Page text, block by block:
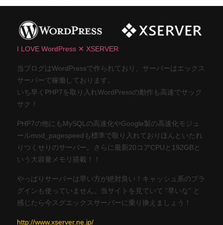
I LOVE WordPress ✕ XSERVER
当ブログはWordPressで作られており、サーバーはエックス
サーバーで稼働しております。
いち早くPHP7を取り入れWordPressの動作も高速でサック
サク！
PHP7の他にもMySQLの高速化やGoogle製の高速化モジュ
ールmod_pagespeedも標準で取り入れておりほんといたれ
りつくせりのサーバー。さらに最新20コアCPUと192GBと
いう大容量メモリ搭載！！
やっぱりサーバーは早い方が絶対良い！キャッシュ系のプラ
グインも使っていません。当サイトを見ていて "早いな" と
感じたら今スグエックスサーバーに乗り換えましょう！
http://www.xserver.ne.jp/